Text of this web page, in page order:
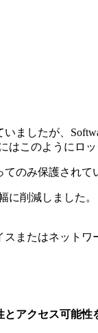
たが、
はこのようにロ
のみ保護されて
削減しました。
またはネット
アクセス可能性